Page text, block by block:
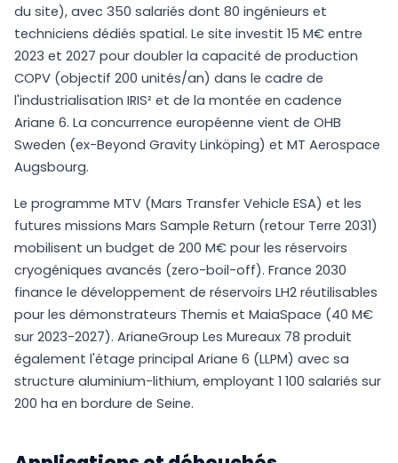
du site), avec 350 salariés dont 80 ingénieurs et
techniciens dédiés spatial. Le site investit 15 M€ entre
2023 et 2027 pour doubler la capacité de production
COPV (objectif 200 unités/an) dans le cadre de
l'industrialisation IRIS² et de la montée en cadence
Ariane 6. La concurrence européenne vient de OHB
Sweden (ex-Beyond Gravity Linköping) et MT Aerospace
Augsbourg.
Le programme MTV (Mars Transfer Vehicle ESA) et les
futures missions Mars Sample Return (retour Terre 2031)
mobilisent un budget de 200 M€ pour les réservoirs
cryogéniques avancés (zero-boil-off). France 2030
finance le développement de réservoirs LH2 réutilisables
pour les démonstrateurs Themis et MaiaSpace (40 M€
sur 2023-2027). ArianeGroup Les Mureaux 78 produit
également l'étage principal Ariane 6 (LLPM) avec sa
structure aluminium-lithium, employant 1 100 salariés sur
200 ha en bordure de Seine.